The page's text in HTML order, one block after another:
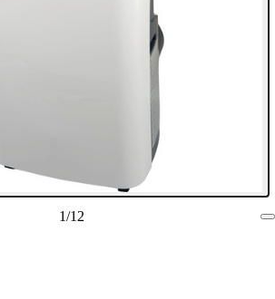
1/12